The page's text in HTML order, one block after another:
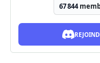
67 844